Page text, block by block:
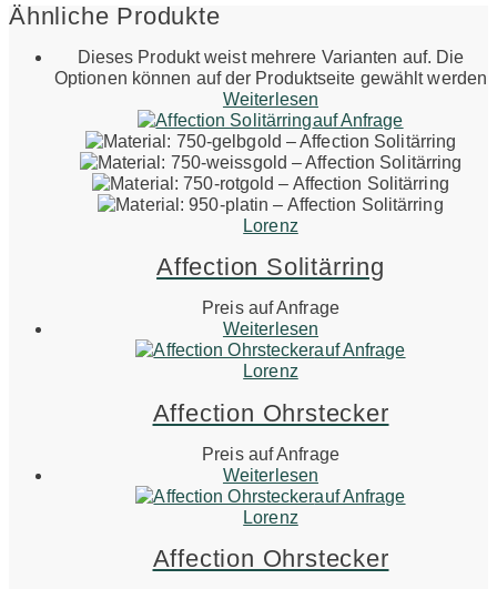
Ähnliche Produkte
Dieses Produkt weist mehrere Varianten auf. Die
Optionen können auf der Produktseite gewählt werden
Weiterlesen
auf Anfrage
Lorenz
Affection Solitärring
Preis auf Anfrage
Weiterlesen
auf Anfrage
Lorenz
Affection Ohrstecker
Preis auf Anfrage
Weiterlesen
auf Anfrage
Lorenz
Affection Ohrstecker